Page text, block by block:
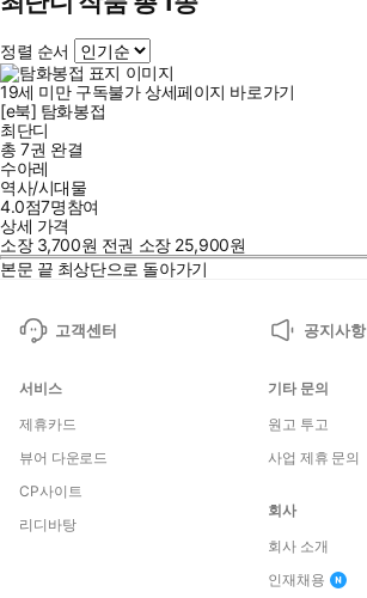
정렬 순서
19세 미만 구독불가 상세페이지 바로가기
[e북] 탐화봉접
최단디
총 7권 완결
수아레
역사/시대물
4.0점7명참여
상세 가격
소장 3,700원 전권 소장 25,900원
본문 끝 최상단으로 돌아가기
고객센터 공지사항
서비스
제휴카드
뷰어 다운로드
CP사이트
리디바탕
기타 문의
원고 투고
사업 제휴 문의
회사
회사 소개
인재채용